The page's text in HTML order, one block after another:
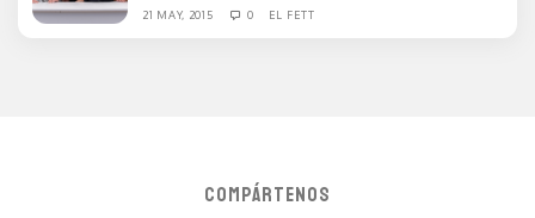
21 MAY, 2015 0 EL FETT
COMPÁRTENOS